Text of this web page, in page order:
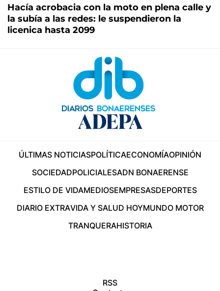
Hacía acrobacia con la moto en plena calle y
la subía a las redes: le suspendieron la
licenica hasta 2099
ÚLTIMAS NOTICIASPOLÍTICAECONOMÍAOPINIÓN
SOCIEDADPOLICIALESADN BONAERENSE
ESTILO DE VIDAMEDIOSEMPRESASDEPORTES
DIARIO EXTRAVIDA Y SALUD HOYMUNDO MOTOR
TRANQUERAHISTORIA
RSS